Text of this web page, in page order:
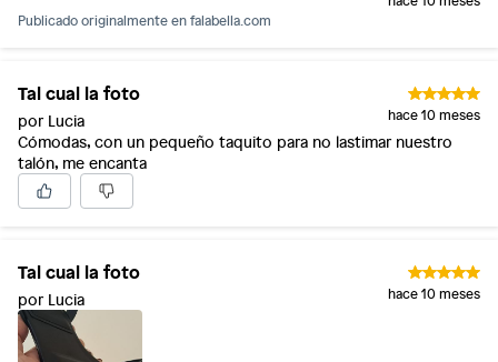
Publicado originalmente enfalabella.com
Tal cual la foto
por Lucia hace 10 meses
Cómodas, con un pequeño taquito para no lastimar nuestro
talón, me encanta
Tal cual la foto
por Lucia hace 10 meses